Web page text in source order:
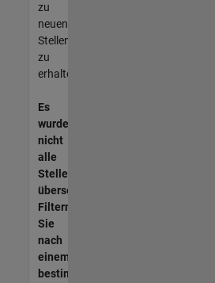
zu
neuen
Stellenangeboten
zu
erhalten.
Es
wurden
nicht
alle
Stellen
übersetzt.
Filtern
Sie
nach
einem
bestimmten